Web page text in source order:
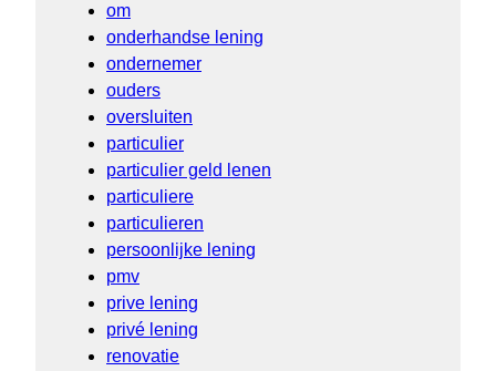
om
onderhandse lening
ondernemer
ouders
oversluiten
particulier
particulier geld lenen
particuliere
particulieren
persoonlijke lening
pmv
prive lening
privé lening
renovatie